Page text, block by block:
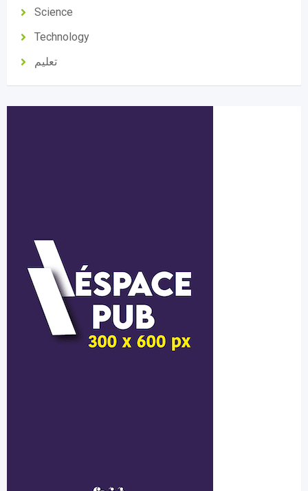
Science
Technology
تعليم